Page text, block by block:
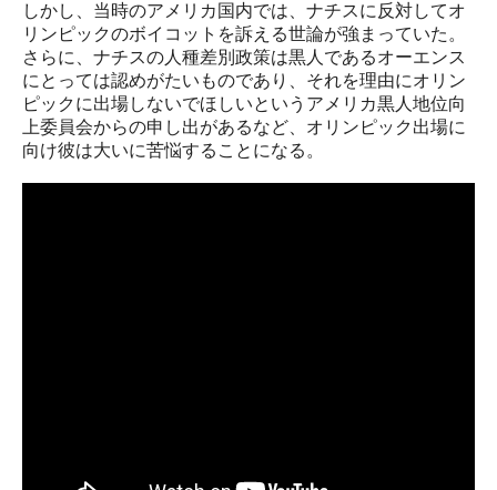
しかし、当時のアメリカ国内では、ナチスに反対してオ
リンピックのボイコットを訴える世論が強まっていた。
さらに、ナチスの人種差別政策は黒人であるオーエンス
にとっては認めがたいものであり、それを理由にオリン
ピックに出場しないでほしいというアメリカ黒人地位向
上委員会からの申し出があるなど、オリンピック出場に
向け彼は大いに苦悩することになる。